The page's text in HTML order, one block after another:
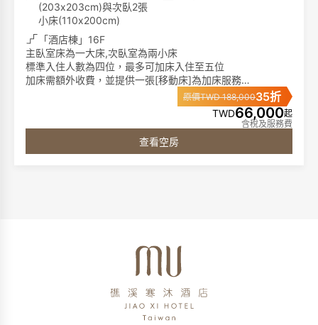
(203x203cm)與次臥2張
小床(110x200cm)
「酒店棟」16F
主臥室床為一大床,次臥室為兩小床
標準入住人數為四位，最多可加床入住至五位
加床需額外收費，並提供一張[移動床]為加床服務
視、藍芽音響、免費電影頻道、客房無線免持聽筒電話、免
**寒沐酒店分為「酒店棟」與「行館棟」，兩棟之間隔著一
原價TWD 188,00035折
TWD66,000起
含稅及服務費
查看空房